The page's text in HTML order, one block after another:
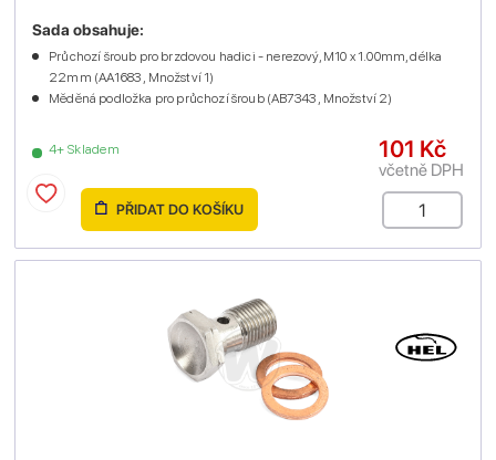
4+ Skladem
Sada obsahuje:
Průchozí šroub pro brzdovou hadici - nerezový, M10 x 1.00mm, délka
22mm (AA1683 , Množství 1)
Měděná podložka pro průchozí šroub (AB7343 , Množství 2)
101 Kč
včetně DPH
PŘIDAT DO KOŠÍKU